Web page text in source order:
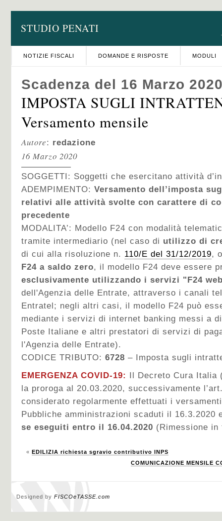
STUDIO PENATI
NOTIZIE FISCALI DOMANDE E RISPOSTE MODULI
Scadenza del 16 Marzo
IMPOSTA SUGLI
Versamento mensile
Autore: redazione
16 Marzo 2020
SOGGETTI: Soggetti che esercitano attività
ADEMPIMENTO: Versamento dell’imposta
relativi alle attività svolte con carattere di
precedente
MODALITA’: Modello F24 con modalità
tramite intermediario (nel caso di utilizzo di
di cui alla risoluzione n. 110/E del 31/12/2019,
F24 a saldo zero, il modello F24 deve essere
esclusivamente utilizzando i servizi "F24
dell'Agenzia delle Entrate, attraverso i canali
Entratel; negli altri casi, il modello F24 può
mediante i servizi di internet banking messi a
Poste Italiane e altri prestatori di servizi di
l'Agenzia delle Entrate).
CODICE TRIBUTO: 6728 – Imposta sugli
EMERGENZA COVID-19: Il Decreto Cura Italia
la proroga al 20.03.2020, successivamente
considerato regolarmente effettuati i
Pubbliche amministrazioni scaduti il 16.3.2020
se eseguiti entro il 16.04.2020 (Rimessione in
« EDILIZIA richiesta sgravio contributivo INPS
COMUNICAZIONE MENSILE
Designed by FISCOeTASSE.com